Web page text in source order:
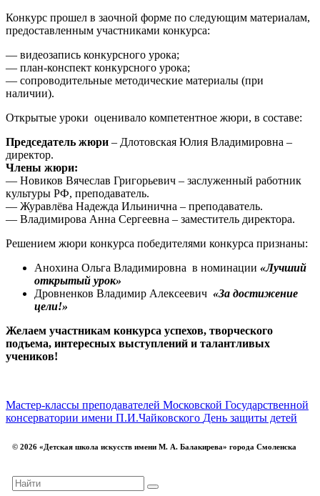
Конкурс прошел в заочной форме по следующим материалам,
предоставленным участниками конкурса:
— видеозапись конкурсного урока;
— план-конспект конкурсного урока;
— сопроводительные методические материалы (при
наличии).
Открытые уроки оценивало компетентное жюри, в составе:
Председатель жюри – Длотовская Юлия Владимировна –
директор.
Члены жюри:
— Новиков Вячеслав Григорьевич – заслуженный работник
культуры РФ, преподаватель.
— Журавлёва Надежда Ильинична – преподаватель.
— Владимирова Анна Сергеевна – заместитель директора.
Решением жюри конкурса победителями конкурса признаны:
Анохина Ольга Владимировна в номинации «Лучший
открытый урок»
Дровненков Владимир Алексеевич «За достижение
цели!»
Желаем участникам конкурса успехов, творческого
подъема, интересных выступлений и талантливых
учеников!
Мастер-классы преподавателей Московской Государственной
консерватории имени П.И.Чайковского День защиты детей
© 2026 «Детская школа искусств имени М. А. Балакирева» города Смоленска